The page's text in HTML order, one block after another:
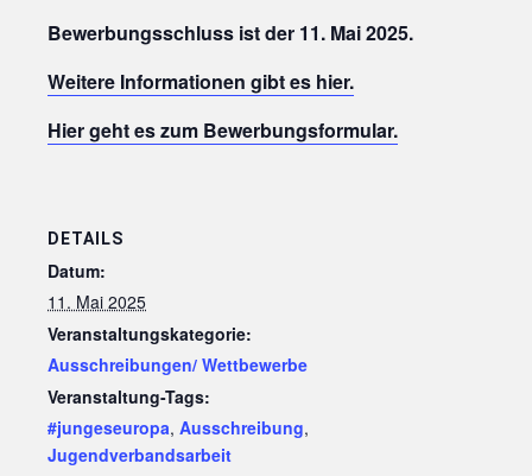
Bewerbungsschluss ist der 11. Mai 2025.
Weitere Informationen gibt es hier.
Hier geht es zum Bewerbungsformular.
DETAILS
Datum:
11. Mai 2025
Veranstaltungskategorie:
Ausschreibungen/ Wettbewerbe
Veranstaltung-Tags:
#jungeseuropa, Ausschreibung,
Jugendverbandsarbeit